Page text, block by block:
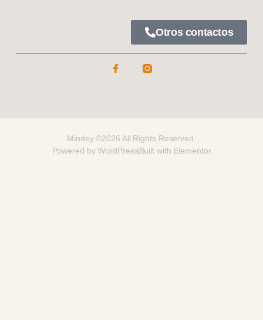
Otros contactos
Mindey ©2026 All Rights Reserved.
Powered by WordPressBuilt with Elementor